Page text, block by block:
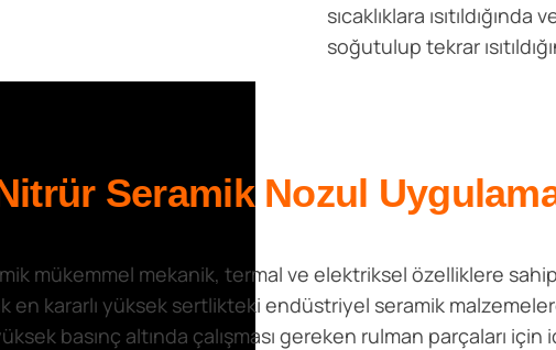
sıcaklıklara ısıtıldığında
soğutulup tekrar
Seramik Nozul
mükemmel mekanik, termal ve elektriksel özelliklere
en kararlı yüksek sertlikteki endüstriyel seramik
basınç altında çalışması gereken rulman parçaları